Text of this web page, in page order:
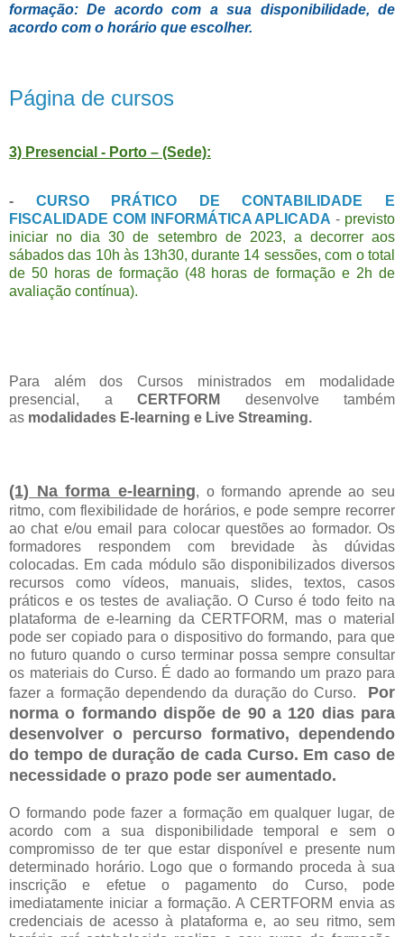
formação: De acordo com a sua disponibilidade, de
acordo com o horário que escolher.
Página de cursos
3) Presencial - Porto – (Sede):
- CURSO PRÁTICO DE CONTABILIDADE E
FISCALIDADE COM INFORMÁTICA APLICADA - previsto
iniciar no dia 30 de setembro de 2023, a decorrer aos
sábados das 10h às 13h30, durante 14 sessões, com o total
de 50 horas de formação (48 horas de formação e 2h de
avaliação contínua).
Para além dos Cursos ministrados em modalidade
presencial, a CERTFORM
desenvolve também
as modalidades E-learning e Live Streaming.
(1) Na forma e-learning, o formando aprende ao seu
ritmo, com flexibilidade de horários, e pode sempre recorrer
ao chat e/ou email para colocar questões ao formador. Os
formadores respondem com brevidade às dúvidas
colocadas. Em cada módulo são disponibilizados diversos
recursos como vídeos, manuais, slides, textos, casos
práticos e os testes de avaliação. O Curso é todo feito na
plataforma de e-learning da CERTFORM, mas o material
pode ser copiado para o dispositivo do formando, para que
no futuro quando o curso terminar possa sempre consultar
os materiais do Curso. É dado ao formando um prazo para
fazer a formação dependendo da duração do Curso. Por
norma o formando dispõe de 90 a 120 dias para
desenvolver o percurso formativo, dependendo
do tempo de duração de cada Curso. Em caso de
necessidade o prazo pode ser aumentado.
O formando pode fazer a formação em qualquer lugar, de
acordo com a sua disponibilidade temporal e sem o
compromisso de ter que estar disponível e presente num
determinado horário. Logo que o formando proceda à sua
inscrição e efetue o pagamento do Curso, pode
imediatamente iniciar a formação. A CERTFORM envia as
credenciais de acesso à plataforma e, ao seu ritmo, sem